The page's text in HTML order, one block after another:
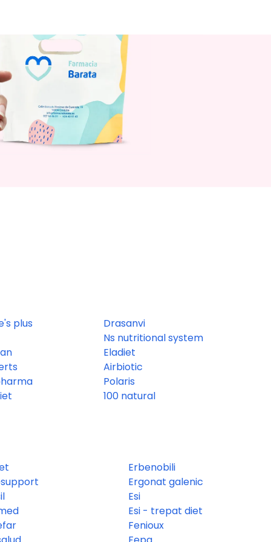
plus
Drasanvi
Ns nutritional system
Eladiet
Airbiotic
Polaris
100 natural
Erbenobili
Ergonat galenic
Esi
Esi - trepat diet
Fenioux